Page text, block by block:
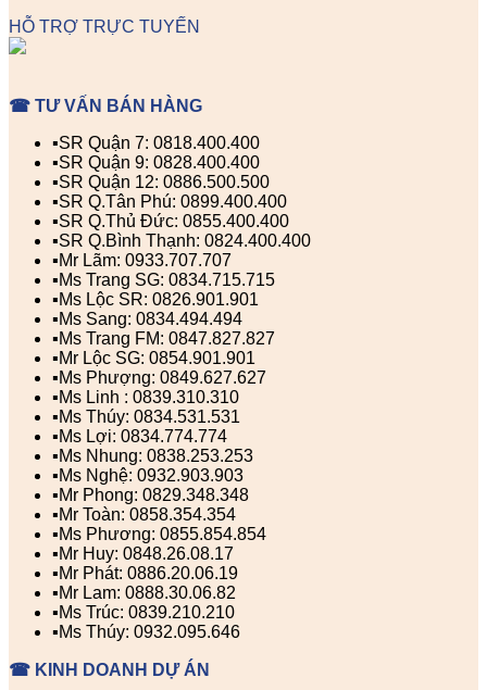
HỖ TRỢ TRỰC TUYẾN
☎ TƯ VẤN BÁN HÀNG
▪️SR Quận 7: 0818.400.400
▪️SR Quận 9: 0828.400.400
▪️SR Quận 12: 0886.500.500
▪️SR Q.Tân Phú: 0899.400.400
▪️SR Q.Thủ Đức: 0855.400.400
▪️SR Q.Bình Thạnh: 0824.400.400
▪️Mr Lãm: 0933.707.707
▪️Ms Trang SG: 0834.715.715
▪️Ms Lộc SR: 0826.901.901
▪️Ms Sang: 0834.494.494
▪️Ms Trang FM: 0847.827.827
▪️Mr Lộc SG: 0854.901.901
▪️Ms Phượng: 0849.627.627
▪️Ms Linh : 0839.310.310
▪️Ms Thúy: 0834.531.531
▪️Ms Lợi: 0834.774.774
▪️Ms Nhung: 0838.253.253
▪️Ms Nghệ: 0932.903.903
▪️Mr Phong: 0829.348.348
▪️Mr Toàn: 0858.354.354
▪️Ms Phương: 0855.854.854
▪️Mr Huy: 0848.26.08.17
▪️Mr Phát: 0886.20.06.19
▪️Mr Lam: 0888.30.06.82
▪️Ms Trúc: 0839.210.210
▪️Ms Thúy: 0932.095.646
☎ KINH DOANH DỰ ÁN